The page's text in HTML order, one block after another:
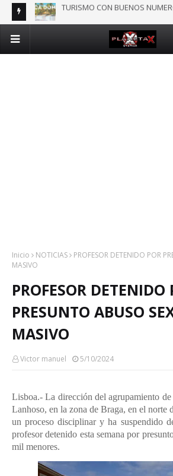
DOMINICANOS DEPENDIENTES DE
INTERNACIONALES
Inicio NOTICIAS
PROFESOR DETENIDO POR
MASIVO
PROFESOR DETENIDO
PRESUNTO ABUSO
MASIVO
Victor manuel 5/10/2024
Lisboa.- La dirección del agrupamiento de
Lanhoso, en la zona de Braga, en el norte
un proceso disciplinar y ha suspendido
profesor detenido esta semana por
mil menores.